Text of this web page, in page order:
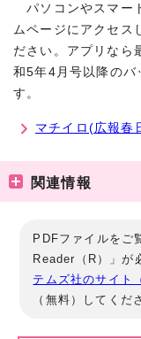
パソコンやスマー
ムページにアクセス
ださい。アプリなら
和5年4月号以降のバ
す。
マチイロ(広報春
関連情報
PDFファイルをご
Reader（R）」が
テムズ社のサイト
（無料）してくだ